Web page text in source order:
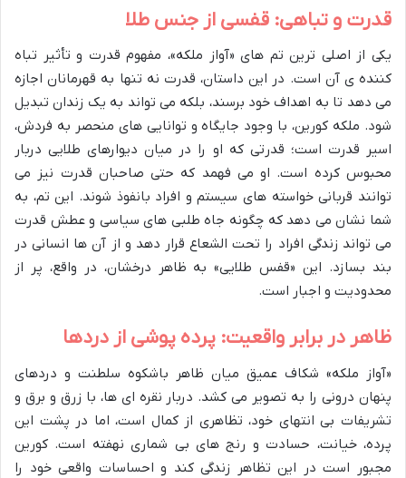
قدرت و تباهی: قفسی از جنس طلا
یکی از اصلی ترین تم های «آواز ملکه»، مفهوم قدرت و تأثیر تباه
کننده ی آن است. در این داستان، قدرت نه تنها به قهرمانان اجازه
می دهد تا به اهداف خود برسند، بلکه می تواند به یک زندان تبدیل
شود. ملکه کورین، با وجود جایگاه و توانایی های منحصر به فردش،
اسیر قدرت است؛ قدرتی که او را در میان دیوارهای طلایی دربار
محبوس کرده است. او می فهمد که حتی صاحبان قدرت نیز می
توانند قربانی خواسته های سیستم و افراد بانفوذ شوند. این تم، به
شما نشان می دهد که چگونه جاه طلبی های سیاسی و عطش قدرت
می تواند زندگی افراد را تحت الشعاع قرار دهد و از آن ها انسانی در
بند بسازد. این «قفس طلایی» به ظاهر درخشان، در واقع، پر از
محدودیت و اجبار است.
ظاهر در برابر واقعیت: پرده پوشی از دردها
«آواز ملکه» شکاف عمیق میان ظاهر باشکوه سلطنت و دردهای
پنهان درونی را به تصویر می کشد. دربار نقره ای ها، با زرق و برق و
تشریفات بی انتهای خود، تظاهری از کمال است، اما در پشت این
پرده، خیانت، حسادت و رنج های بی شماری نهفته است. کورین
مجبور است در این تظاهر زندگی کند و احساسات واقعی خود را